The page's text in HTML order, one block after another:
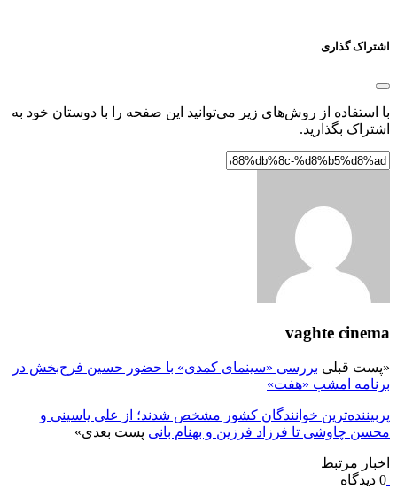
اشتراک گذاری
با استفاده از روش‌های زیر می‌توانید این صفحه را با دوستان خود به
اشتراک بگذارید.
vaghte cinema
«پست قبلی بررسی «سینمای کمدی» با حضور حسین فرح‌بخش در
برنامه امشب «هفت»
پربیننده‌ترین خوانندگان کشور مشخص شدند؛ از علی یاسینی و
محسن چاوشی تا فرزاد فرزین و بهنام بانی پست بعدی»
اخبار مرتبط
0 دیدگاه